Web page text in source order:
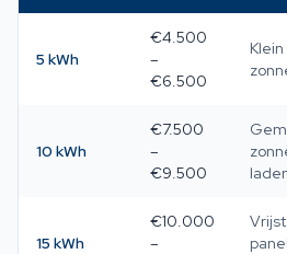
5 kWh
€4.500
–
€6.500
10 kWh
€7.500
–
€9.500
15 kWh
€10.000
–